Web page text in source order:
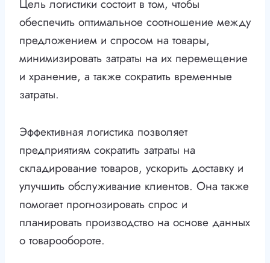
Цель логистики состоит в том, чтобы
обеспечить оптимальное соотношение между
предложением и спросом на товары,
минимизировать затраты на их перемещение
и хранение, а также сократить временные
затраты.
Эффективная логистика позволяет
предприятиям сократить затраты на
складирование товаров, ускорить доставку и
улучшить обслуживание клиентов. Она также
помогает прогнозировать спрос и
планировать производство на основе данных
о товарообороте.